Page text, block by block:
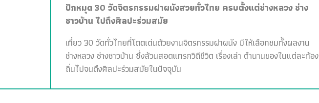
ปักหมุด 30 วัดจิตรกรรมฝาผนังสวยทั่วไทย ครบตั้งแต่ช่างหลวง ช่าง
ชาวบ้าน ไปถึงศิลปะร่วมสมัย
เที่ยว 30 วัดทั่วไทยที่โดดเด่นด้วยงานจิตรกรรมฝาผนัง มีให้เลือกชมทั้งผลงาน
ช่างหลวง ช่างชาวบ้าน ซึ่งล้วนสอดแทรกวิถีชีวิต เรื่องเล่า ตำนานของในแต่ละท้อง
ถิ่นไปจนถึงศิลปะร่วมสมัยในปัจจุบัน